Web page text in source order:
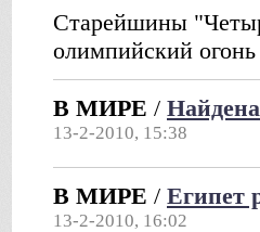
Старейшины
олимпийский огонь
В МИРЕ /
13-2-2010, 15:38
В МИРЕ / Египет
13-2-2010, 16:02